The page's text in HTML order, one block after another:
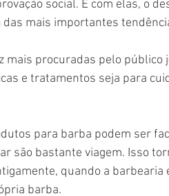
social. E com elas, o
mais importantes
mais procuradas pelo público
e tratamentos seja para
para barba podem ser
são bastante viagem. Isso
quando a barbearia
barba.